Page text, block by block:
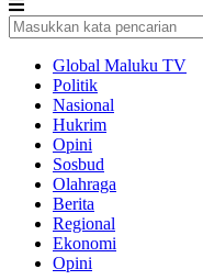
Global Maluku TV
Politik
Nasional
Hukrim
Opini
Sosbud
Olahraga
Berita
Regional
Ekonomi
Opini